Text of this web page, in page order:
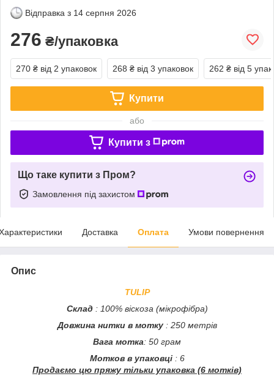
Відправка з 14 серпня 2026
276 ₴/упаковка
270 ₴ від 2 упаковок 268 ₴ від 3 упаковок 262 ₴ від 5
Купити
або
Купити з
Що таке купити з Пром?
Замовлення під захистом
Доставка Оплата Умови повернення
Опис
TULIP
Склад : 100% віскоза (мікрофібра)
Довжина нитки в мотку : 250 метрів
Вага мотка: 50 грам
Мотков в упаковці : 6
Продаємо цю пряжу тільки упаковка (6 мотків)